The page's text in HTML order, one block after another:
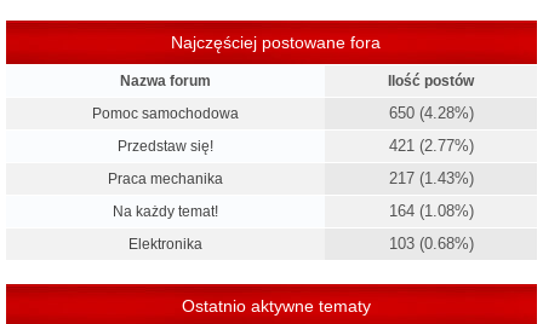
Najczęściej postowane fora
Nazwa forum
Ilość postów
Pomoc samochodowa
650 (4.28%)
Przedstaw się! 421 (2.77%)
Praca mechanika 217 (1.43%)
Na każdy temat! 164 (1.08%)
Elektronika 103 (0.68%)
Ostatnio aktywne tematy